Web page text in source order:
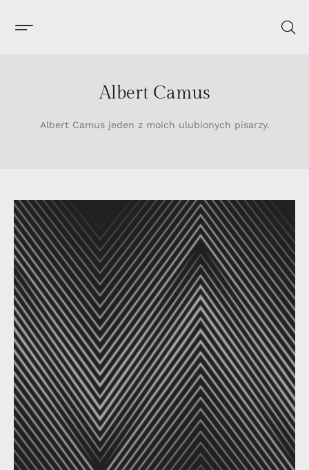
Albert Camus
Albert Camus jeden z moich ulubionych pisarzy.